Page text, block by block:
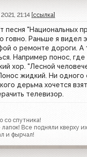
21:14 [ссылка]
песня "Национальных
говно. Раньше я видел
о ремонте дороги. А
Например понос, где
хор. "Лесной
жидкий. Ни одного
дерьма хочется
телевизор.
со спутника!
Все подняли кверху
и фырчал!